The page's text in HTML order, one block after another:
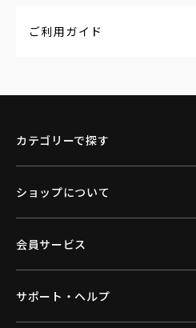
ご利用ガイド
カテゴリーで探す
ショップについて
会員サービス
サポート・ヘルプ